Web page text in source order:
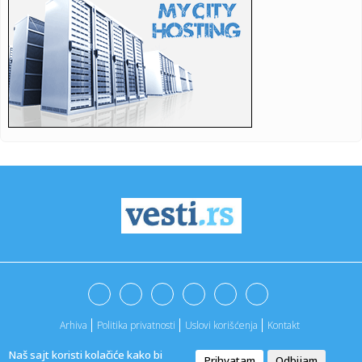
Naš sajt koristi kolačiće kako bi
07:55:Malo ko je znao: Evo šta od škole ima Bora Santana!
07:52:Nova eskalacija na istoku: Snažan udar na Odesu;
Proglašena vaz...
07:51:Šta se dešava sa mozgom kada ne unosite dovoljno
masti?
Vatra ne posustaje: Deliblatska peščara i dalje u plamenu,
Blokaderi "vetirali" svoje kandidate: Na spisku za
izbacivanje i ...
07:41:Severna Koreja preporučuje supu od psećeg mesa kao lek
Arhiva Politika privatnosti Uslovi korišćenja Kontakt